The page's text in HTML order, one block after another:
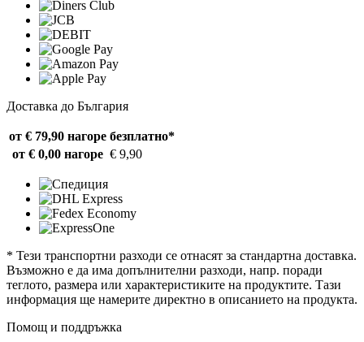
Доставка до България
от € 79,90 нагоре безплатно*
от € 0,00 нагоре € 9,90
* Тези транспортни разходи се отнасят за стандартна доставка.
Възможно е да има допълнителни разходи, напр. поради
теглото, размера или характеристиките на продуктите. Тази
информация ще намерите директно в описанието на продукта.
Помощ и поддръжка